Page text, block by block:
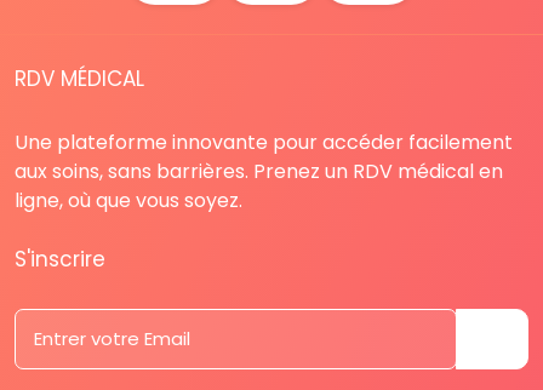
RDV MÉDICAL
Une plateforme innovante pour accéder facilement
aux soins, sans barrières. Prenez un RDV médical en
ligne, où que vous soyez.
S'inscrire